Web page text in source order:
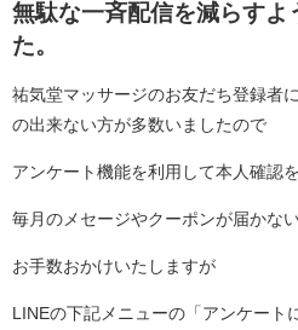
無駄な一斉配信を減らすよ
た。
祐気堂マッサージのお友だち登録者
の出来ない方が多数いましたので
アンケート機能を利用して本人確認
毎月のメセージやクーポンが届かな
お手数おかけいたしますが
LINEの下記メニューの「アンケー